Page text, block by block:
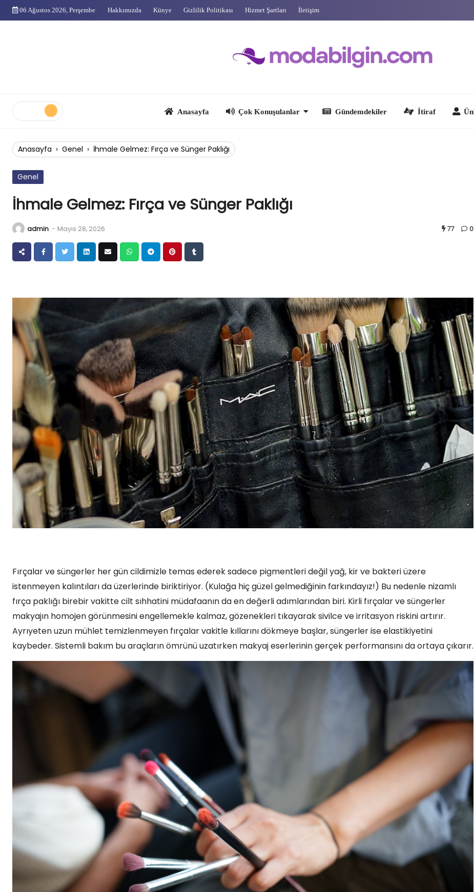
Skip
06 Ağustos 2026, Perşembe Hakkımızda Künye Gizlilik Politikası Hizmet Şartları İletişim
Anasayfa › Genel › İhmale Gelmez: Fırça ve Sünger Paklığı
Genel
İhmale Gelmez: Fırça ve Sünger Paklığı
admin - Mayıs 28, 2026 77 0
Fırçalar ve süngerler her gün cildimizle temas ederek sadece pigmentleri değil yağ, kir ve bakteri üzere
istenmeyen kalıntıları da üzerlerinde biriktiriyor. (Kulağa hiç güzel gelmediğinin farkındayız!) Bu nedenle nizamlı
fırça paklığı birebir vakitte cilt sıhhatini müdafaanın da en değerli adımlarından biri. Kirli fırçalar ve süngerler
makyajın homojen görünmesini engellemekle kalmaz, gözenekleri tıkayarak sivilce ve irritasyon riskini artırır.
Ayrıyeten uzun mühlet temizlenmeyen fırçalar vakitle kıllarını dökmeye başlar, süngerler ise elastikiyetini
kaybeder. Sistemli bakım bu araçların ömrünü uzatırken makyaj eserlerinin gerçek performansını da ortaya çıkarır.